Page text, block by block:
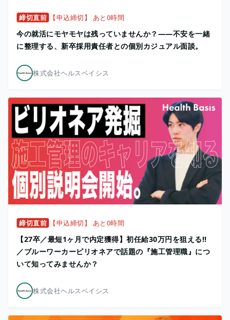
締切直前 【申込締切】 あと0時間
今の就活にモヤモヤは残っていませんか？——不安を一緒
に整理する、新卒採用責任者との個別カジュアル面談。
株式会社ヘルスベイシス
締切直前 【申込締切】 あと0時間
【27卒／最短1ヶ月で内定獲得】初任給30万円を狙える!!
／ブルーワーカービリオネアで話題の『施工管理職』につ
いて知ってみませんか？
株式会社ヘルスベイシス